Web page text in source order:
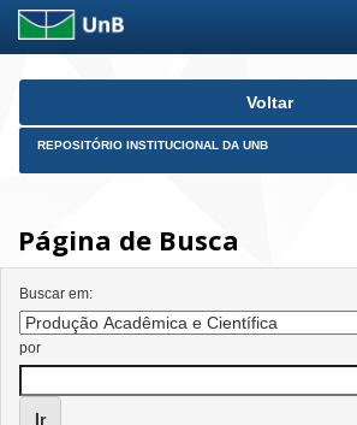
Skip
Voltar
REPOSITÓRIO INSTITUCIONAL DA UNB
Página de Busca
Buscar em:
por